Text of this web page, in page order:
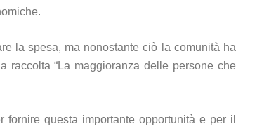
la spesa, ma nonostante ciò la comunità ha
raccolta “La maggioranza delle persone che
questa importante opportunità e per il